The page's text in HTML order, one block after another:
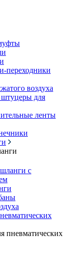
переходники
воздуха
для
ленты
с
пневматических